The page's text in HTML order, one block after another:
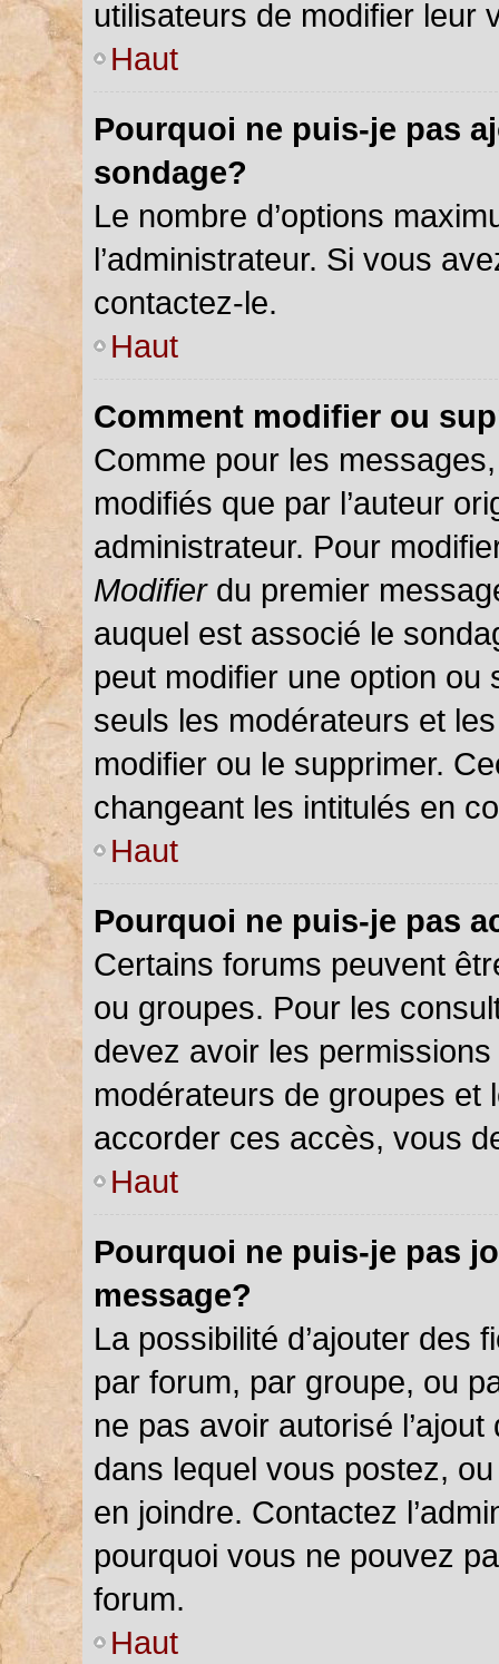
utilisateurs de modifier leur
Haut
Pourquoi ne puis-je pas
sondage?
Le nombre d’options
l’administrateur. Si vous
contactez-le.
Haut
Comment modifier ou
Comme pour les
modifiés que par l’auteur
administrateur. Pour
Modifierdu premier
auquel est associé le
peut modifier une option ou
seuls les modérateurs et
modifier ou le supprimer.
changeant les intitulés en
Haut
Pourquoi ne puis-je pas
Certains forums peuvent
ou groupes. Pour les
devez avoir les
modérateurs de groupes et
accorder ces accès, vous
Haut
Pourquoi ne puis-je pas
message?
La possibilité d’ajouter des
par forum, par groupe, ou
ne pas avoir autorisé
dans lequel vous postez,
en joindre. Contactez
pourquoi vous ne pouvez
forum.
Haut